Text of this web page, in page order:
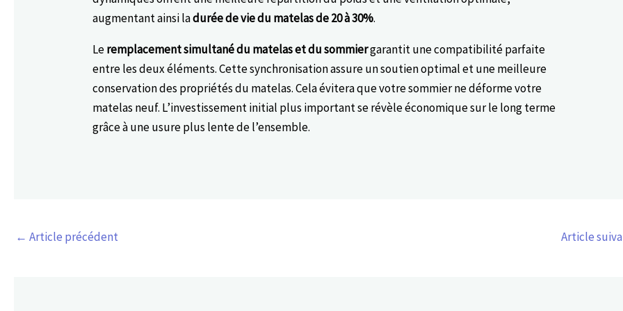
augmentant ainsi ladurée de vie du matelas de 20 à 30%.
Leremplacement simultané du matelas et du sommiergarantit une compatibilité parfaite
entre les deux éléments. Cette synchronisation assure un soutien optimal et une meilleure
conservation des propriétés du matelas. Cela évitera que votre sommier ne déforme votre
matelas neuf. L’investissement initial plus important se révèle économique sur le long terme
grâce à une usure plus lente de l’ensemble.
← Article précédent Article